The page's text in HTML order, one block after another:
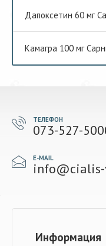
Дапоксетин 60 мг
Камагра 100 мг
ТЕЛЕФОН
073-527-
E-MAIL
info@cialis-
Информация